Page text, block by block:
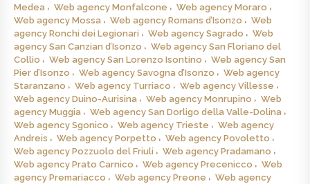
Medea
Web agency Monfalcone
Web agency Moraro
Web agency Mossa
Web agency Romans d’Isonzo
Web
agency Ronchi dei Legionari
Web agency Sagrado
Web
agency San Canzian d’Isonzo
Web agency San Floriano del
Collio
Web agency San Lorenzo Isontino
Web agency San
Pier d’Isonzo
Web agency Savogna d’Isonzo
Web agency
Staranzano
Web agency Turriaco
Web agency Villesse
Web agency Duino-Aurisina
Web agency Monrupino
Web
agency Muggia
Web agency San Dorligo della Valle-Dolina
Web agency Sgonico
Web agency Trieste
Web agency
Andreis
Web agency Porpetto
Web agency Povoletto
Web agency Pozzuolo del Friuli
Web agency Pradamano
Web agency Prato Carnico
Web agency Precenicco
Web
agency Premariacco
Web agency Preone
Web agency